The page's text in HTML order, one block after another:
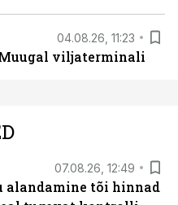
04.08.26, 11:23
viljaterminali
07.08.26, 12:49
alandamine tõi hinnad